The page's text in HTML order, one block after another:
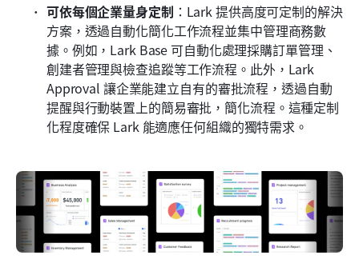
可依每個企業量身定制 ：Lark 提供高度可定制的解決
方案，透過自動化簡化工作流程並集中管理商務數
據。例如，Lark Base 可自動化處理採購訂單管理、
創建者管理與檢查追蹤等工作流程。此外，Lark
Approval 讓企業能建立自有的審批流程，透過自動
提醒與行動裝置上的簡易審批，簡化流程。這種定制
化程度確保 Lark 能適應任何組織的獨特需求。